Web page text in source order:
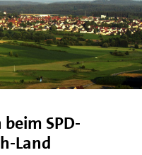
SPD-
Land